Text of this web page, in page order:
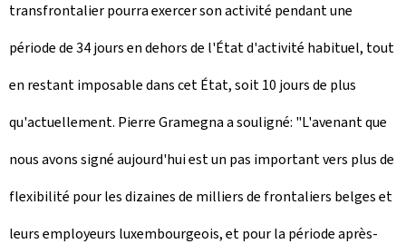
transfrontalier pourra exercer son activité pendant une
période de 34 jours en dehors de l'État d'activité habituel, tout
en restant imposable dans cet État, soit 10 jours de plus
qu'actuellement. Pierre Gramegna a souligné: "L'avenant que
nous avons signé aujourd'hui est un pas important vers plus de
flexibilité pour les dizaines de milliers de frontaliers belges et
leurs employeurs luxembourgeois, et pour la période après-